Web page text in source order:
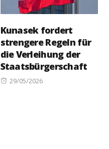
Kunasek fordert
strengere Regeln für
die Verleihung der
Staatsbürgerschaft
Posted
29/05/2026